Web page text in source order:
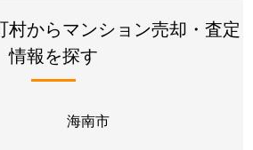
村からマンション売却・査定
情報を探す
海南市